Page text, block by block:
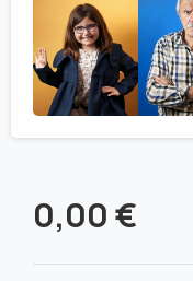
0,00€